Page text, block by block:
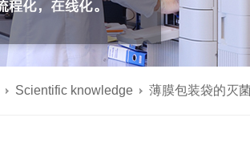
Scientific knowledge 薄膜包装袋的灭